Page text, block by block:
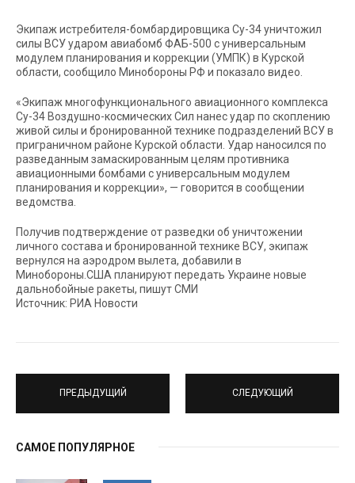
Экипаж истребителя-бомбардировщика Су-34 уничтожил
силы ВСУ ударом авиабомб ФАБ-500 с универсальным
модулем планирования и коррекции (УМПК) в Курской
области, сообщило Минобороны РФ и показало видео.
«Экипаж многофункционального авиационного комплекса
Су-34 Воздушно-космических Сил нанес удар по скоплению
живой силы и бронированной технике подразделений ВСУ в
приграничном районе Курской области. Удар наносился по
разведанным замаскированным целям противника
авиационными бомбами с универсальным модулем
планирования и коррекции», — говорится в сообщении
ведомства.
Получив подтверждение от разведки об уничтожении
личного состава и бронированной технике ВСУ, экипаж
вернулся на аэродром вылета, добавили в
Минобороны.США планируют передать Украине новые
дальнобойные ракеты, пишут СМИ
Источник: РИА Новости
ПРЕДЫДУЩИЙ СЛЕДУЮЩИЙ
САМОЕ ПОПУЛЯРНОЕ